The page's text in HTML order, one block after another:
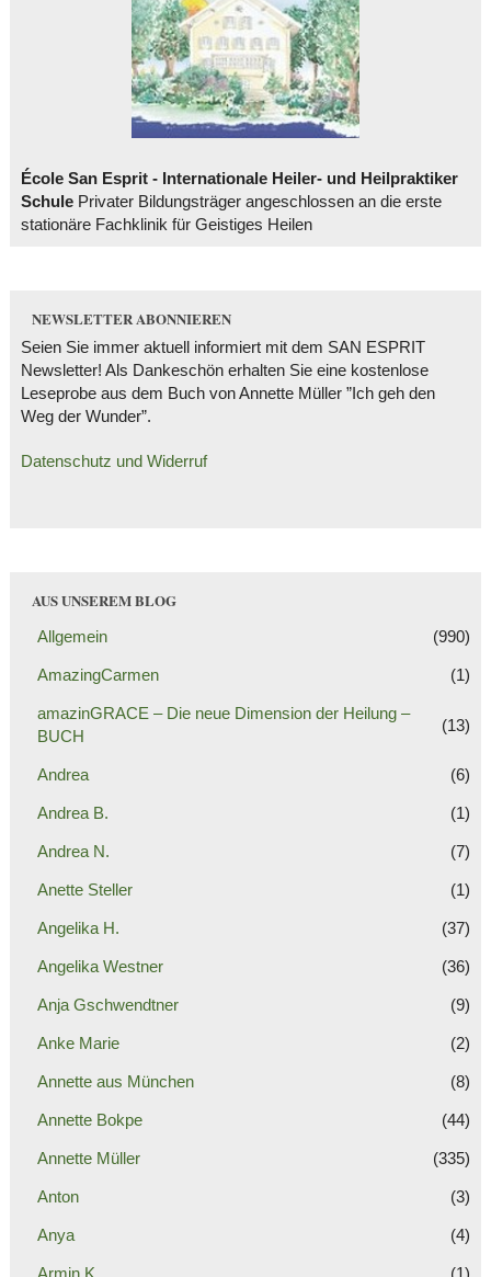
École San Esprit - Internationale Heiler- und Heilpraktiker
SchulePrivater Bildungsträger angeschlossen an die erste
stationäre Fachklinik für Geistiges Heilen
NEWSLETTER ABONNIEREN
Seien Sie immer aktuell informiert mit dem SAN ESPRIT
Newsletter! Als Dankeschön erhalten Sie eine kostenlose
Leseprobe aus dem Buch von Annette Müller ”Ich geh den
Weg der Wunder”.
Datenschutz und Widerruf
AUS UNSEREM BLOG
Allgemein (990)
AmazingCarmen (1)
amazinGRACE – Die neue Dimension der Heilung –
BUCH
(13)
Andrea (6)
Andrea B. (1)
Andrea N. (7)
Anette Steller (1)
Angelika H. (37)
Angelika Westner (36)
Anja Gschwendtner (9)
Anke Marie (2)
Annette aus München (8)
Annette Bokpe (44)
Annette Müller (335)
Anton (3)
Anya (4)
Armin K. (1)